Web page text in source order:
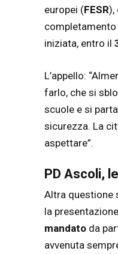
europei (FESR),
completamento
iniziata, entro il
L’appello:
farlo, che si
scuole e si
sicurezza. La
aspettare”.
PD Ascoli,
Altra questione
la
mandato da
avvenuta